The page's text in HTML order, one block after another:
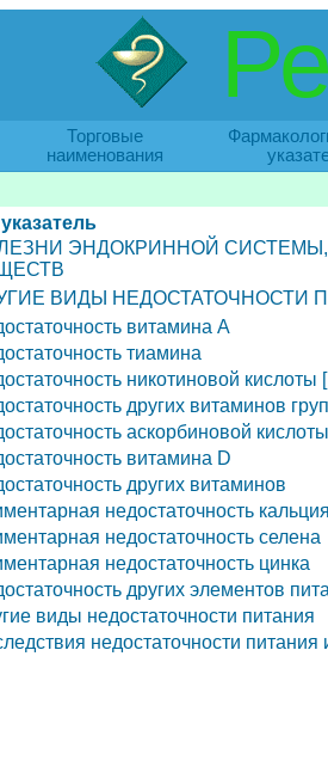
Торговые
наименования
ЭНДОКРИННОЙ
ВИДЫ НЕДОСТАТОЧНОСТИ
витамина A
тиамина
никотиновой кислоты
других витаминов
аскорбиновой кислоты
витамина D
других витаминов
недостаточность
недостаточность селена
недостаточность цинка
других элементов
виды недостаточности питания
недостаточности